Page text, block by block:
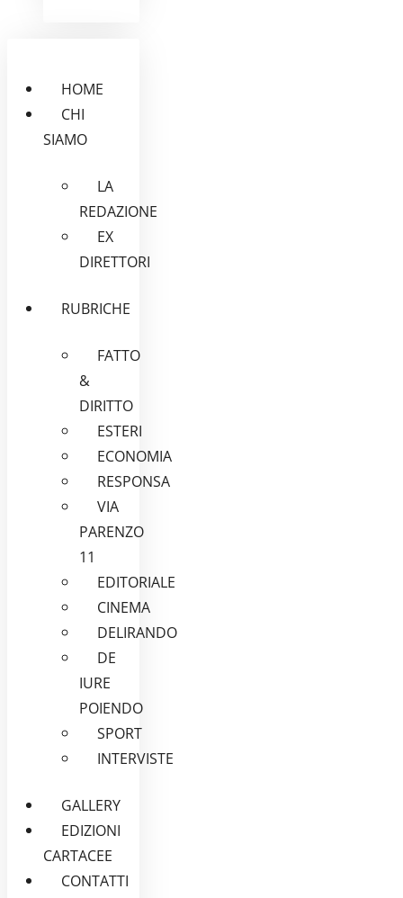
HOME
CHI
SIAMO
LA
REDAZIONE
EX
DIRETTORI
RUBRICHE
FATTO
&
DIRITTO
ESTERI
ECONOMIA
RESPONSA
VIA
PARENZO
11
EDITORIALE
CINEMA
DELIRANDO
DE
IURE
POIENDO
SPORT
INTERVISTE
GALLERY
EDIZIONI
CARTACEE
CONTATTI